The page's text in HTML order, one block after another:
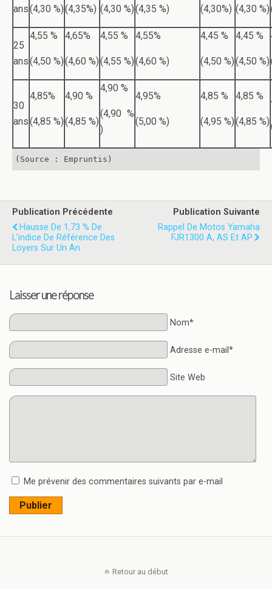
ans(4,30 %)(4,35%) (4,30 %)(4,35 %) (4,30%) (4,30 %)
25
ans
4,55 %
(4,50 %)
4,65%
(4,60 %)
4,55 %
(4,55 %)
4,55%
(4,60 %)
4,45 %
(4,50 %)
4,45 %
(4,50 %)
30
ans
4,85%
(4,85 %)
4,90 %
(4,85 %)
4,90 %
(4,90 %
)
4,95%
(5,00 %)
4,85 %
(4,95 %)
4,85 %
(4,85 %)
(Source : Empruntis)
Publication Précédente
Hausse De 1,73 % De
L’indice De Référence Des
Loyers Sur Un An
Publication Suivante
Rappel De Motos Yamaha
FJR1300 A, AS Et AP
Laisser une réponse
Nom*
Adresse e-mail*
Site Web
Me prévenir des commentaires suivants par e-mail
Publier
Retour au début